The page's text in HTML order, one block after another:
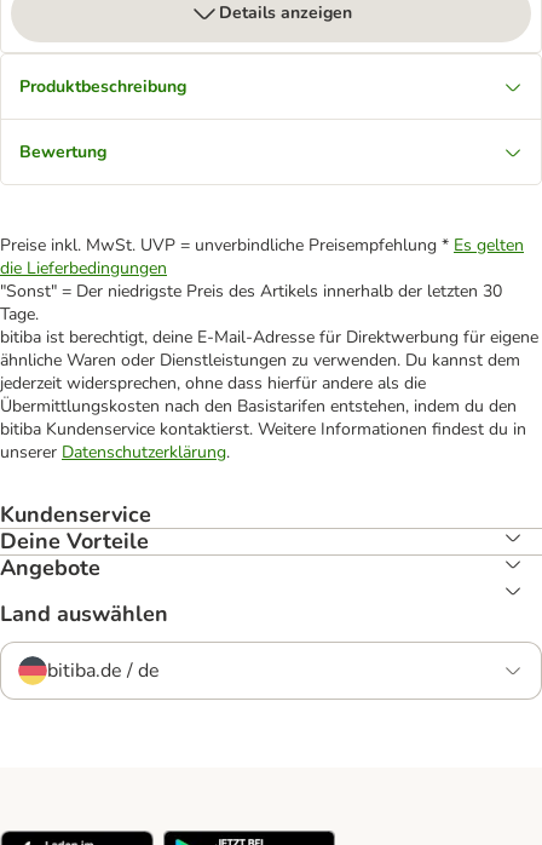
Details anzeigen
Produktbeschreibung
Bewertung
Preise inkl. MwSt. UVP = unverbindliche Preisempfehlung * Es gelten
die Lieferbedingungen
"Sonst" = Der niedrigste Preis des Artikels innerhalb der letzten 30
Tage.
bitiba ist berechtigt, deine E-Mail-Adresse für Direktwerbung für eigene
ähnliche Waren oder Dienstleistungen zu verwenden. Du kannst dem
jederzeit widersprechen, ohne dass hierfür andere als die
Übermittlungskosten nach den Basistarifen entstehen, indem du den
bitiba Kundenservice kontaktierst. Weitere Informationen findest du in
unserer Datenschutzerklärung.
Kundenservice
Deine Vorteile
Angebote
Land auswählen
bitiba.de / de